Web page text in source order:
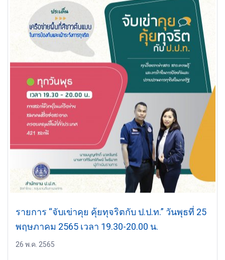
รายการ “จับเข่าคุย คุ้ยทุจริตกับ ป.ป.ท.” วันพุธที่ 25
พฤษภาคม 2565 เวลา 19.30-20.00 น.
26 พ.ค. 2565